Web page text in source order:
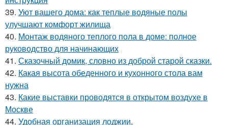
39. Уют вашего дома: как теплые водяные полы
улучшают комфорт жилища
40. Монтаж водяного теплого пола в доме: полное
руководство для начинающих
41. Сказочный домик, словно из доброй старой сказки.
42. Какая высота обеденного и кухонного стола вам
нужна
43. Какие выставки проводятся в открытом воздухе в
Москве
44. Удобная организация лоджии.